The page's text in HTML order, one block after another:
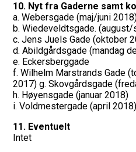
10. Nyt fra Gaderne samt
a. Webersgade (maj/juni
b. Wiedeveldtsgade.
c. Jens Juels Gade (oktober
d. Abildgårdsgade (mandag
e. Eckersberggade
f. Wilhelm Marstrands Gade
2017) g. Skovgårdsgade
h. Høyensgade (januar 2018)
i. Voldmestergade (april 2018)
11. Eventuelt
Intet